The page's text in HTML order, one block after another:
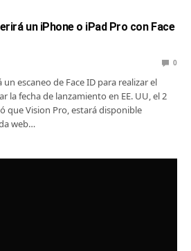
un iPhone o iPad Pro con Face
0
escaneo de Face ID para realizar el
la fecha de lanzamiento en EE. UU, el 2
que Vision Pro, estará disponible
web…